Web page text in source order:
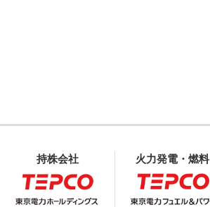
持株会社 火力発電・燃料